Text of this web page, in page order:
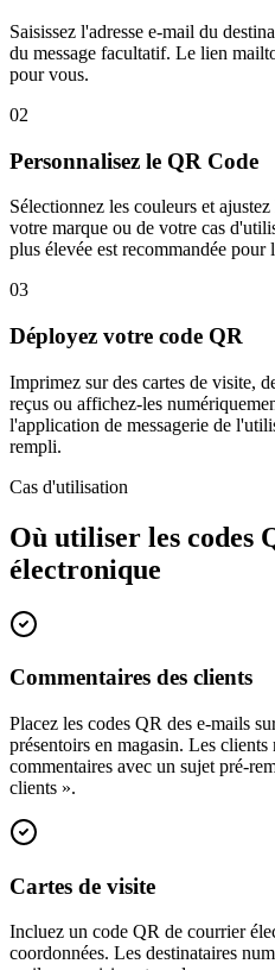
Saisissez l'adresse e-mail du
du message facultatif. Le lien
pour vous.
02
Personnalisez le QR Code
Sélectionnez les couleurs et
votre marque ou de votre cas
plus élevée est recommandée pour
03
Déployez votre code QR
Imprimez sur des cartes de visite,
reçus ou affichez-les
l'application de messagerie de
rempli.
Cas d'utilisation
Où utiliser les codes
électronique
Commentaires des clients
Placez les codes QR des e-mails
présentoirs en magasin. Les
commentaires avec un sujet pré-
clients ».
Cartes de visite
Incluez un code QR de courrier
coordonnées. Les destinataires